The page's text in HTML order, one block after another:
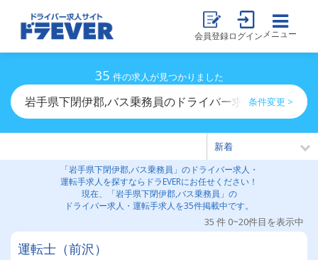
会員登録ログイン メニュー
35 件の求人が見つかりました
岩手県下閉伊郡,バス乗務員のドライバー求人・運転手求
条件変更 >
「岩手県下閉伊郡,バス乗務員」のドライバー求人・
運転手求人を探すならドラEVERにお任せください！
現在、「岩手県下閉伊郡,バス乗務員」の
ドライバー求人・運転手求人を35件掲載中です。
35 件 0~20件目を表示中
運転士（前沢）